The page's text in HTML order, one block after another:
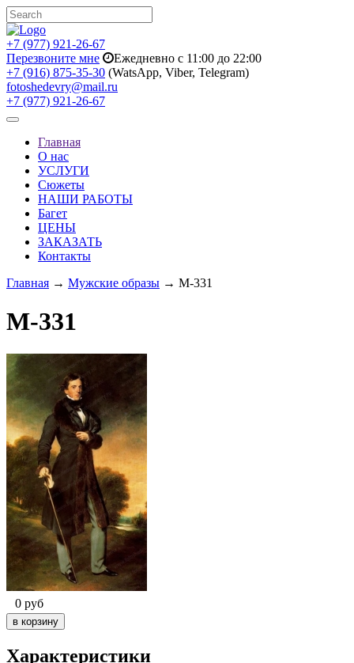
+7 (977) 921-26-67
Перезвоните мне
Ежедневно с 11:00 до 22:00
+7 (916) 875-35-30 (WatsApp, Viber, Telegram)
fotoshedevry@mail.ru
+7 (977) 921-26-67
Toggle
navigationГлавная
О нас
УСЛУГИ
Сюжеты
НАШИ РАБОТЫ
Багет
ЦЕНЫ
ЗАКАЗАТЬ
Контакты
Главная → Мужские образы → M-331
M-331
0 руб
Характеристики